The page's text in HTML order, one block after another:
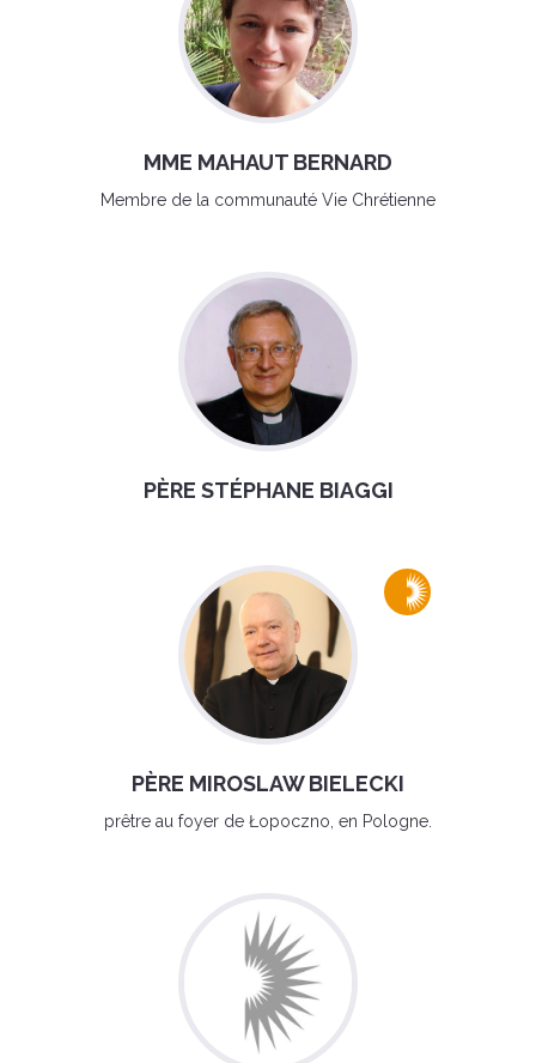
MME MAHAUT BERNARD
Membre de la communauté Vie Chrétienne
PÈRE STÉPHANE BIAGGI
PÈRE MIROSLAW BIELECKI
prêtre au foyer de Łopoczno, en Pologne.